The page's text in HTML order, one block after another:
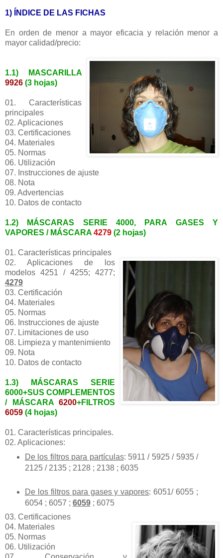
1) ÍNDICE DE LAS FICHAS
En orden de menor a mayor eficacia y relación menor a
mayor calidad/precio:
1.1) MASCARILLA
9926 (3 hojas)
01. Características
principales
02. Aplicaciones
03. Certificaciones
04. Materiales
05. Normas
06. Utilización
07. Instrucciones de ajuste
08. Nota
09. Advertencias
10. Datos de contacto
1.2)
MÁSCARAS SERIE 4000, PARA GASES Y
VAPORES / MÁSCARA 4279 (2 hojas)
01. Características principales
02. Aplicaciones de los
modelos 4251 / 4255; 4277;
4279
03. Certificación
04. Materiales
05. Normas
06. Instrucciones de ajuste
07. Limitaciones de uso
08. Limpieza y mantenimiento
09. Nota
10. Datos de contacto
1.3) MÁSCARAS SERIE
6000+SUS COMPLEMENTOS
/ MÁSCARA
6200+FILTROS
6059 (4 hojas)
01. Características principales.
02. Aplicaciones:
De los filtros para partículas: 5911 / 5925 / 5935 /
2125 / 2135 ; 2128 ; 2138 ; 6035
De los filtros para gases y vapores: 6051/ 6055 ;
6054 ; 6057 ; 6059; 6075
03. Certificaciones
04. Materiales
05. Normas
06. Utilización